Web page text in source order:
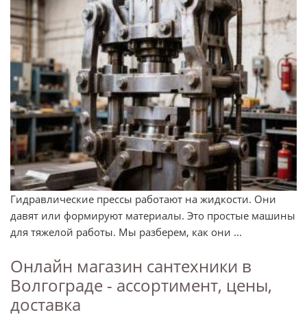
Гидравлические прессы работают на жидкости. Они
давят или формируют материалы. Это простые машины
для тяжелой работы. Мы разберем, как они ...
Онлайн магазин сантехники в
Волгограде - ассортимент, цены,
доставка